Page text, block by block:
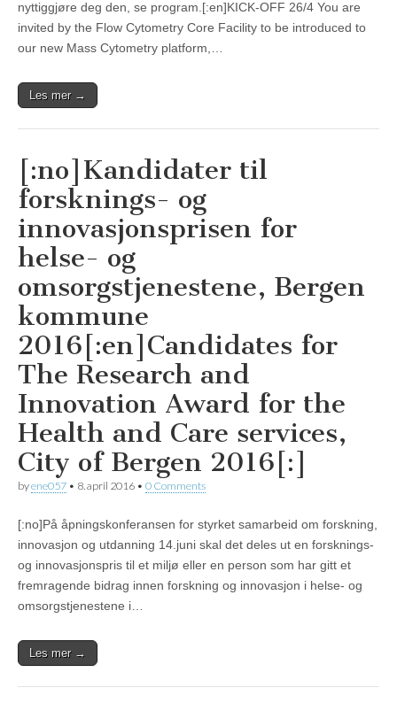
nyttiggjøre deg den, se program.[:en]KICK-OFF 26/4 You are
invited by the Flow Cytometry Core Facility to be introduced to
our new Mass Cytometry platform,…
Les mer →
[:no]Kandidater til
forsknings- og
innovasjonsprisen for
helse- og
omsorgstjenestene, Bergen
kommune
2016[:en]Candidates for
The Research and
Innovation Award for the
Health and Care services,
City of Bergen 2016[:]
byene057 • 8. april 2016 • 0 Comments
[:no]På åpningskonferansen for styrket samarbeid om forskning,
innovasjon og utdanning 14.juni skal det deles ut en forsknings-
og innovasjonspris til et miljø eller en person som har gitt et
fremragende bidrag innen forskning og innovasjon i helse- og
omsorgstjenestene i…
Les mer →